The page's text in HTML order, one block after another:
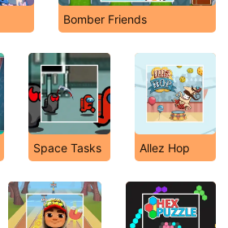
Bomber Friends
Space Tasks Allez Hop